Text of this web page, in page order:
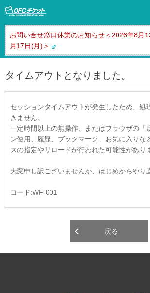
お問い合せ窓口休業のお知らせ＜2026年8月
月17日(月)＞
タイムアウトとなりました。
セッションタイムアウトが発生したため、処
きません。
一定時間以上の無操作、またはブラウザの「
ン使用、履歴、ブックマーク、お気に入りな
スの指定やリロードが行われた可能性があり
大変申し訳ございませんが、はじめからやり
コード:WF-001
戻る